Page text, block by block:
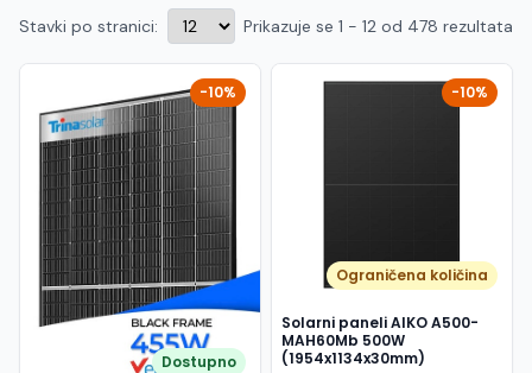
Hrvatski EN
Crnogorski
MK Македонски
Stavki po stranici: Prikazuje se 1 - 12 od 478 rezultata
-10%
Dostupno
-10%
Ograničena količina
Solarni paneli AIKO A500-
MAH60Mb 500W
(1954x1134x30mm)